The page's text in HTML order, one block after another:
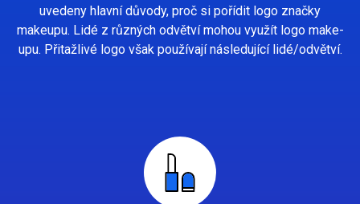
uvedeny hlavní důvody, proč si pořídit logo značky
makeupu. Lidé z různých odvětví mohou využít logo make-
upu. Přitažlivé logo však používají následující lidé/odvětví.